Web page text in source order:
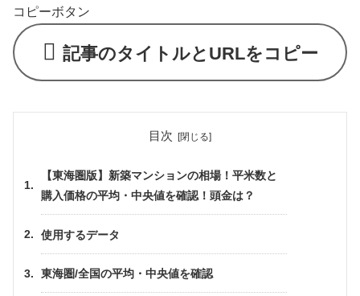
コピーボタン
記事のタイトルとURLをコピー
目次
【東海圏版】新築マンションの相場！平米数と
購入価格の平均・中央値を確認！頭金は？
使用するデータ
東海圏/全国の平均・中央値を確認